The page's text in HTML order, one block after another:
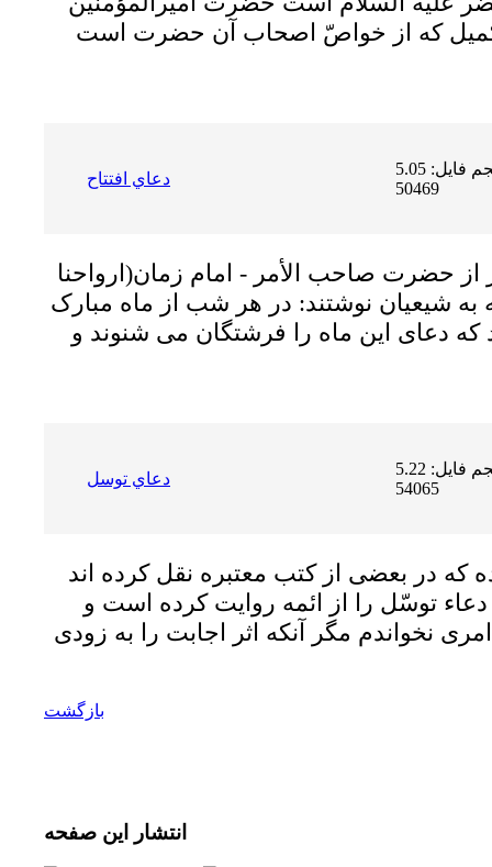
كميل كه از خواصّ اصحاب آن حضرت است
دعاي افتتاح
حجم فایل: 5.05 MB | دریافت ها:
50469
از حضرت صاحب الأمر - امام زمان(ارواحنا
شیعیان نوشتند: در هر شب از ماه مبارک
که دعاى این ماه را فرشتگان مى شنوند و
دعاي توسل
حجم فایل: 5.22 MB | دریافت ها:
54065
كه در بعضى از كتب معتبره نقل كرده اند
دعاء توسّل را از ائمه روايت كرده است و
بازگشت
انتشار این صفحه